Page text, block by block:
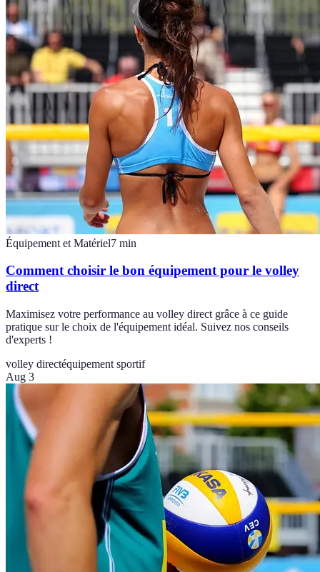
Équipement et Matériel7 min
Comment choisir le bon équipement pour le volley
direct
Maximisez votre performance au volley direct grâce à ce guide
pratique sur le choix de l'équipement idéal. Suivez nos conseils
d'experts !
volley directéquipement sportif
Aug 3